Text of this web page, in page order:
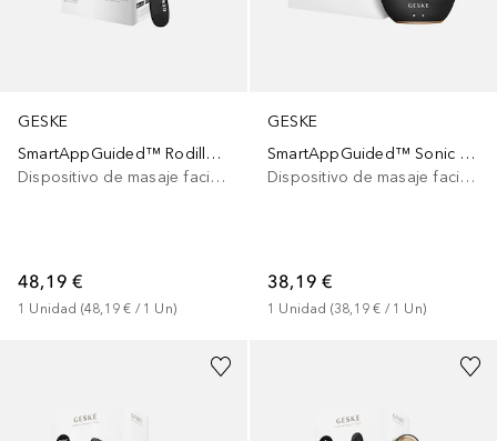
GESKE
SmartAppGuided™ Rodillo facial sónico 4 en 1
Dispositivo de masaje facial eléctrico
48,19 €
1 Unidad (48,19 € / 1 Un)
GESKE
SmartAppGuided™ Sonic Facial Brush | 5 in 1
Dispositivo de masaje facial eléctrico
38,19 €
1 Unidad (38,19 € / 1 Un)